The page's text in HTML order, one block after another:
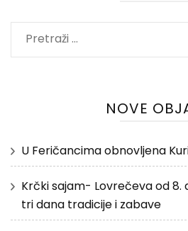
Pretraži:
NOVE
U Feričancima obnovljena
Krčki sajam- Lovrečeva od 8.
tri dana tradicije i zabave